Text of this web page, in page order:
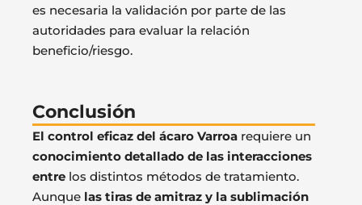
es necesaria la validación por parte de las
autoridades para evaluar la relación
beneficio/riesgo.
Conclusión
El control eficaz del ácaro Varroa requiere un
conocimiento detallado de las interacciones
entre los distintos métodos de tratamiento.
Aunque las tiras de amitraz y la sublimación